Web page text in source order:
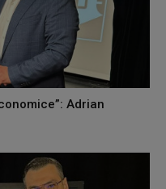
Adrian